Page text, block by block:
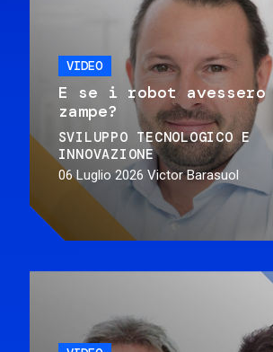
VIDEO
E se i robot
zampe?
SVILUPPO TECNOLOGICO E
INNOVAZIONE
06 Luglio 2026 Victor Barasuol